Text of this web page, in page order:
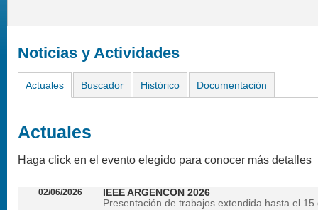
Noticias y Actividades
Actuales Buscador Histórico Documentación
Actuales
Haga click en el evento elegido para conocer más detalles
02/06/2026
IEEE ARGENCON 2026
Presentación de trabajos extendida hasta el 15